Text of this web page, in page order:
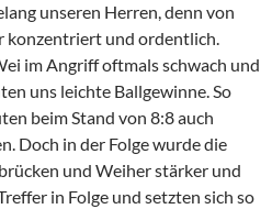
unseren Herren, denn von
konzentriert und ordentlich.
im Angriff oftmals schwach und
uns leichte Ballgewinne. So
beim Stand von 8:8 auch
Doch in der Folge wurde die
und Weiher stärker und
in Folge und setzten sich so